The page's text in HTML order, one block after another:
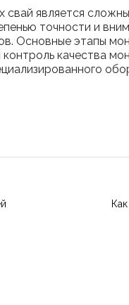
является
точности и
Основные этапы
контроль качества